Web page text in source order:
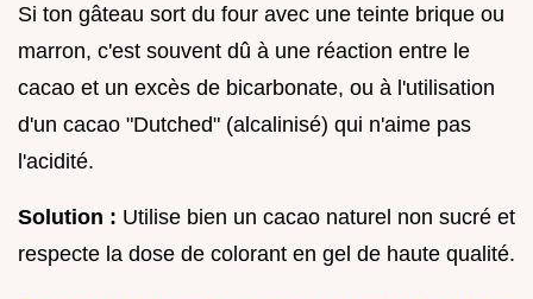
Si ton gâteau sort du four avec une teinte brique ou
marron, c'est souvent dû à une réaction entre le
cacao et un excès de bicarbonate, ou à l'utilisation
d'un cacao "Dutched" (alcalinisé) qui n'aime pas
l'acidité.
Solution : Utilise bien un cacao naturel non sucré et
respecte la dose de colorant en gel de haute qualité.